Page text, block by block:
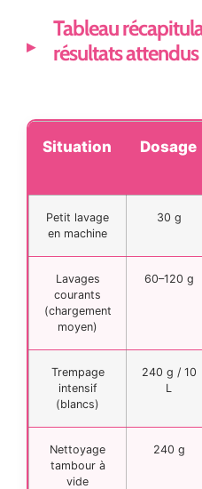
Tableau
résultats attendus
Situation Dosage
Petit lavage
en machine
30 g
Lavages
courants
(chargement
moyen)
60–120 g
Trempage
intensif
(blancs)
240 g / 10
L
Nettoyage
tambour à
vide
240 g